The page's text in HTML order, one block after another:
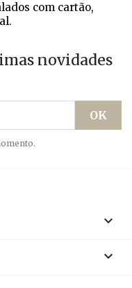
com cartão,
novidades

